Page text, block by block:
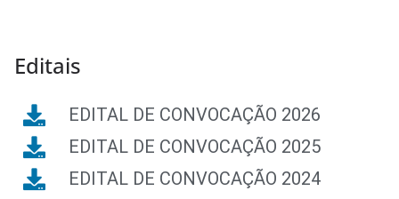
Editais
EDITAL DE CONVOCAÇÃO 2026
EDITAL DE CONVOCAÇÃO 2025
EDITAL DE CONVOCAÇÃO 2024